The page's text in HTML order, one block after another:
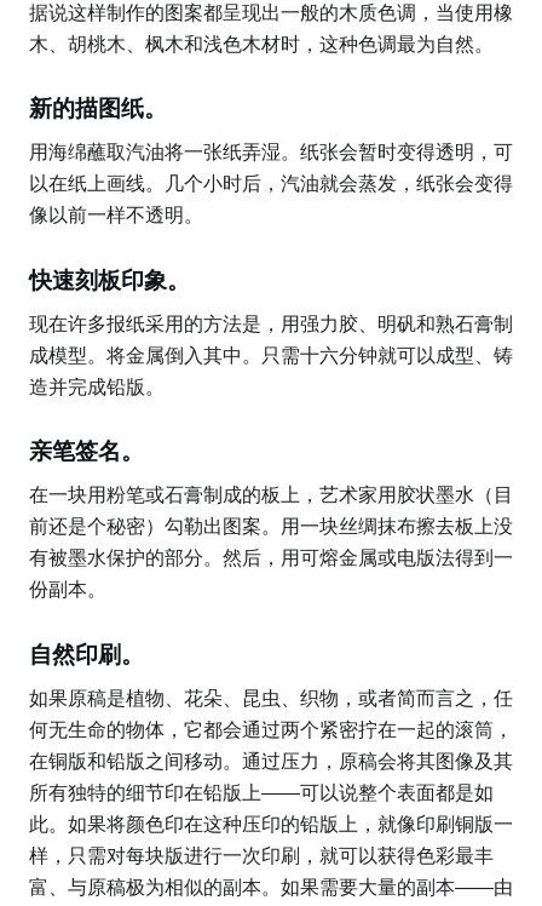
据说这样制作的图案都呈现出一般的木质色调，当使用橡
木、胡桃木、枫木和浅色木材时，这种色调最为自然。
新的描图纸。
用海绵蘸取汽油将一张纸弄湿。纸张会暂时变得透明，可
以在纸上画线。几个小时后，汽油就会蒸发，纸张会变得
像以前一样不透明。
快速刻板印象。
现在许多报纸采用的方法是，用强力胶、明矾和熟石膏制
成模型。将金属倒入其中。只需十六分钟就可以成型、铸
造并完成铅版。
亲笔签名。
在一块用粉笔或石膏制成的板上，艺术家用胶状墨水（目
前还是个秘密）勾勒出图案。用一块丝绸抹布擦去板上没
有被墨水保护的部分。然后，用可熔金属或电版法得到一
份副本。
自然印刷。
如果原稿是植物、花朵、昆虫、织物，或者简而言之，任
何无生命的物体，它都会通过两个紧密拧在一起的滚筒，
在铜版和铅版之间移动。通过压力，原稿会将其图像及其
所有独特的细节印在铅版上——可以说整个表面都是如
此。如果将颜色印在这种压印的铅版上，就像印刷铜版一
样，只需对每块版进行一次印刷，就可以获得色彩最丰
富、与原稿极为相似的副本。如果需要大量的副本——由